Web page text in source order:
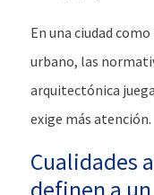
En una ciudad
urbano, las
arquitectónica
exige más atención.
Cualidades